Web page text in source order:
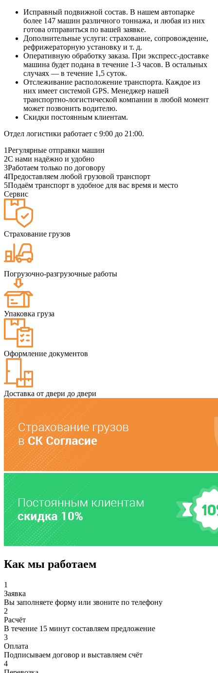
Исправный подвижной состав. В нашем автопарке
более 147 машин различного тоннажа, и любая из них
готова отправиться по вашей заявке.
Дополнительные услуги: страхование, сопровождение,
рефрижераторную установку и т. д.
Оперативную обработку заказа. При экспресс-доставке
машина будет подана в течение 1-3 часов. В остальных
случаях — в течение 1,5 суток.
Отслеживание расположение транспорта. Каждое из
них имеет системой GPS. Менеджер нашей
транспортно-логистической компании в любой момент
может позвонить водителю.
Скидки постоянным клиентам.
Отдел логистики работает с 9:00 до 21:00.
1Регулярные отправки машин
2С нами надёжно и удобно
3Работаем только по договору
4Предоставляем любой грузовой транспорт
5Подаём транспорт в удобное для вас время и место
Сервис
Страхование грузов
Погрузочно-разгрузочные работы
Упаковка груза
Оформление документов
Доставка от двери до двери
Как мы работаем
1
Заявка
Вы заполняете форму или звоните по телефону
2
Расчёт
В течение 15 минут составляем предложение
3
Оплата
Подписываем договор и выставляем счёт
4